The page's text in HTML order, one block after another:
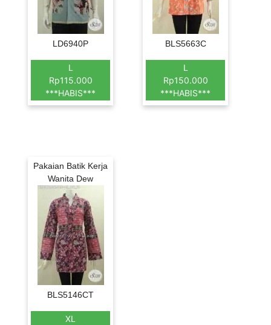
LD6940P
L
Rp115.000
***HABIS***
BLS5663C
L
Rp150.000
***HABIS***
Pakaian Batik Kerja
Wanita Dew
BLS5146CT
XL